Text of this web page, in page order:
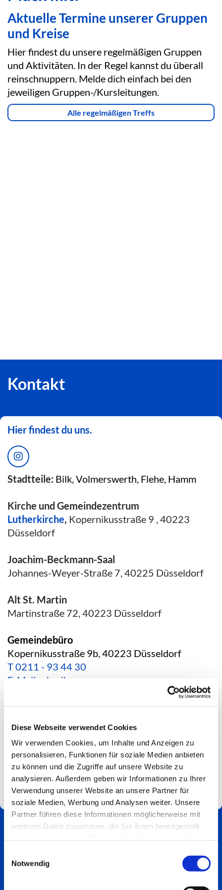
Diese Webseite verwendet Cookies
Wir verwenden Cookies, um Inhalte und Anzeigen zu
personalisieren, Funktionen für soziale Medien anbieten
zu können und die Zugriffe auf unsere Website zu
analysieren. Außerdem geben wir Informationen zu Ihrer
Verwendung unserer Website an unsere Partner für
soziale Medien, Werbung und Analysen weiter. Unsere
Partner führen diese Informationen möglicherweise mit
weiteren Daten zusammen, die Sie ihnen bereitgestellt
Notwendig
Aktuelle Termine unserer Gruppen
und Kreise
Hier findest du unsere regelmäßigen Gruppen
und Aktivitäten. In der Regel kannst du überall
reinschnuppern. Melde dich einfach bei den
jeweiligen Gruppen-/Kursleitungen.
Alle regelmäßigen Treffs
Kontakt
Hier findest du uns.
Stadtteile: Bilk, Volmerswerth, Flehe, Hamm
Kirche und Gemeindezentrum
Lutherkirche, Kopernikusstraße 9 , 40223
Düsseldorf
Joachim-Beckmann-Saal
Johannes-Weyer-Straße 7, 40225 Düsseldorf
Alt St. Martin
Martinstraße 72, 40223 Düsseldorf
Gemeindebüro
Kopernikusstraße 9b, 40223 Düsseldorf
T0211 - 93 44 30
E-Mail schreiben
*Aktuelle Hinweise zur Erreichbarkeit findest du
hier*
Spendenkonto
Impressum